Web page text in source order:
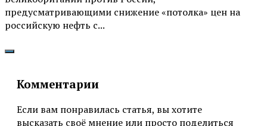
предусматривающими снижение «потолка» цен на
российскую нефть с...
Комментарии
Если вам понравилась статья, вы хотите
высказать своё мнение или просто поделиться